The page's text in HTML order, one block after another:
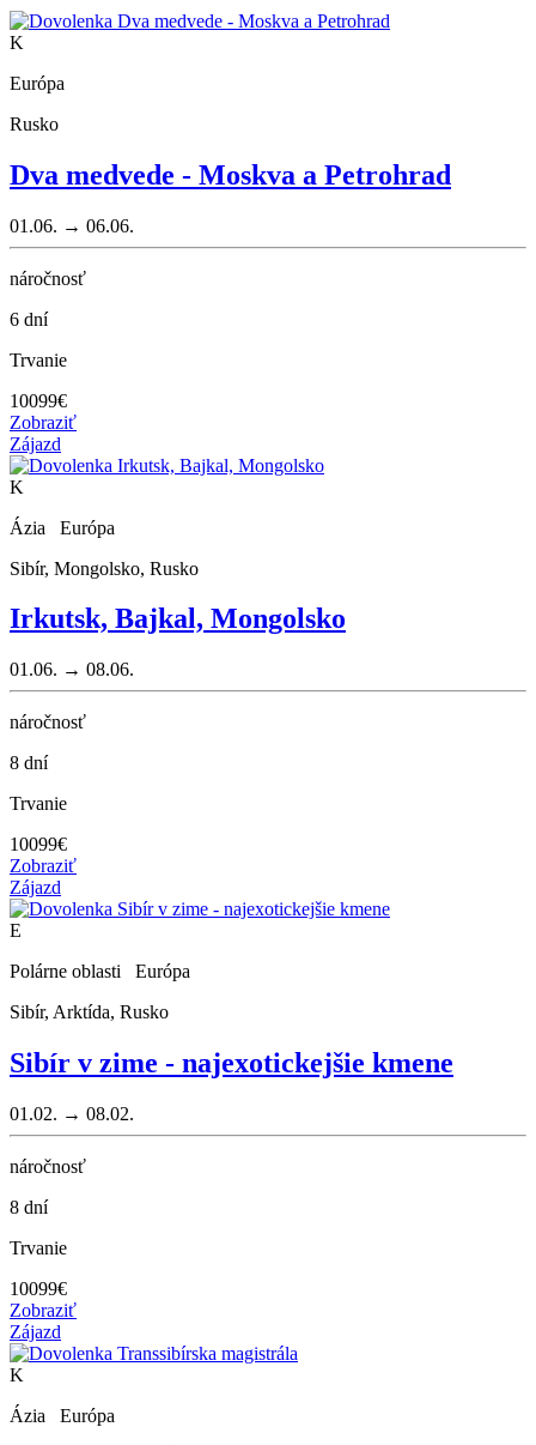
K
Európa
Rusko
Dva medvede - Moskva a Petrohrad
01.06. → 06.06.
náročnosť
6 dní
Trvanie
10099€
Zobraziť
Zájazd
K
Ázia Európa
Sibír, Mongolsko, Rusko
Irkutsk, Bajkal, Mongolsko
01.06. → 08.06.
náročnosť
8 dní
Trvanie
10099€
Zobraziť
Zájazd
E
Polárne oblasti Európa
Sibír, Arktída, Rusko
Sibír v zime - najexotickejšie kmene
01.02. → 08.02.
náročnosť
8 dní
Trvanie
10099€
Zobraziť
Zájazd
K
Ázia Európa